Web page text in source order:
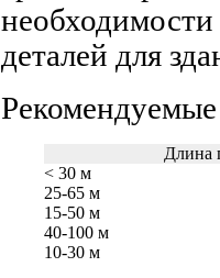
деталей для
Длина
< 30 м
25-65 м
15-50 м
40-100 м
10-30 м